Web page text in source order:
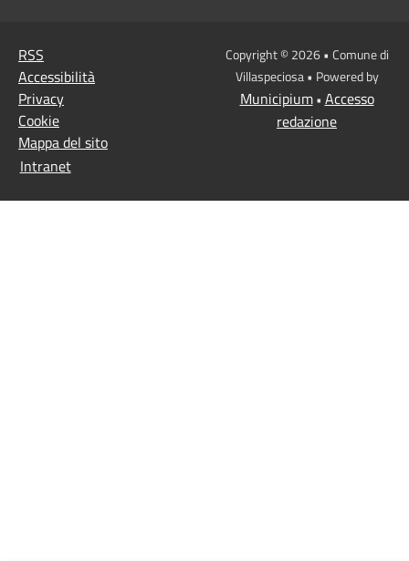
RSS
Accessibilità
Privacy
Cookie
Mappa del sito
Intranet
Copyright © 2026 • Comune di
Villaspeciosa • Powered by
Municipium• Accesso
redazione